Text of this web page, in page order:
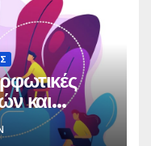
και